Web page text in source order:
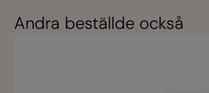
Andra beställde också